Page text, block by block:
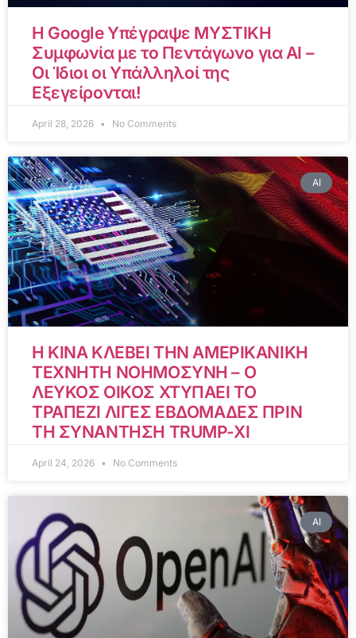
Η Google Υπέγραψε ΜΥΣΤΙΚΗ
Συμφωνία με το Πεντάγωνο για AI –
Οι Ίδιοι οι Υπάλληλοί της
Εξεγείρονται!
April 28, 2026 No Comments
AI
Η ΚΙΝΑ ΚΛΕΒΕΙ ΤΗΝ ΑΜΕΡΙΚΑΝΙΚΗ
ΤΕΧΝΗΤΗ ΝΟΗΜΟΣΥΝΗ – Ο
ΛΕΥΚΟΣ ΟΙΚΟΣ ΧΤΥΠΑΕΙ ΤΟ
ΤΡΑΠΕΖΙ ΛΙΓΕΣ ΕΒΔΟΜΑΔΕΣ ΠΡΙΝ
ΤΗ ΣΥΝΑΝΤΗΣΗ TRUMP-XI
April 24, 2026 No Comments
AI